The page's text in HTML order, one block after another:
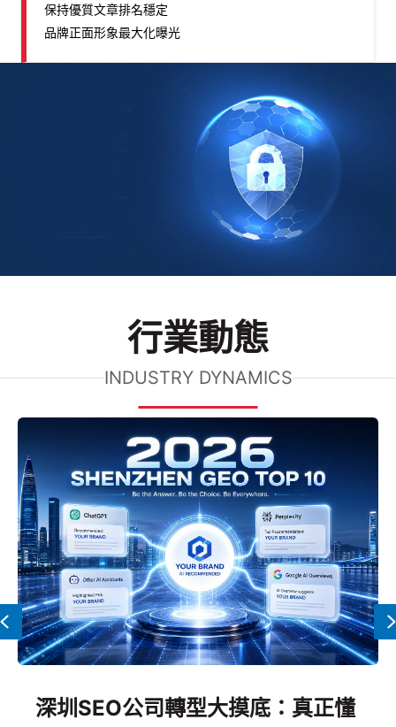
保持優質文章排名穩定
品牌正面形象最大化曝光
行業動態
INDUSTRY DYNAMICS
GEO免費診斷：看清品牌AI能
Previous